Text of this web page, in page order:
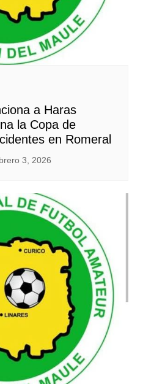
a Haras
la Copa de
en Romeral
3, 2026